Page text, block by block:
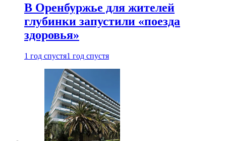
В Оренбуржье для жителей
глубинки запустили «поезда
здоровья»
1 год спустя1 год спустя